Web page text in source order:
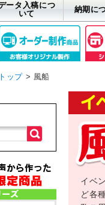
ータ入稿につ
いて
納期に
ップ> 風船
イベ
ど各